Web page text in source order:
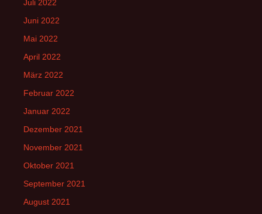
Juli 2022
Juni 2022
Mai 2022
April 2022
März 2022
Februar 2022
Januar 2022
Dezember 2021
November 2021
Oktober 2021
September 2021
August 2021